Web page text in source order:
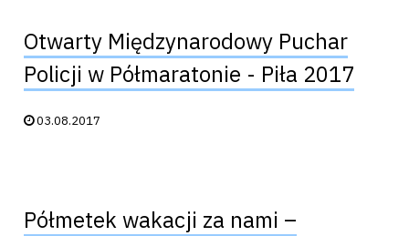
Otwarty Międzynarodowy Puchar
Policji w Półmaratonie - Piła 2017
Data publikacji:
03.08.2017
Półmetek wakacji za nami –